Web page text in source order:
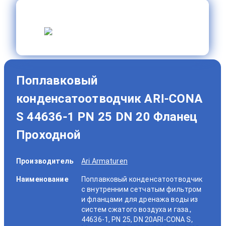
Поплавковый
конденсатоотводчик ARI-CONA
S 44636-1 PN 25 DN 20 Фланец
Проходной
Производитель Ari Armaturen
Наименование
Поплавковый конденсатоотводчик
с внутренним сетчатым фильтром
и фланцами для дренажа воды из
систем сжатого воздуха и газа.,
44636-1, PN 25, DN 20ARI-CONA S,